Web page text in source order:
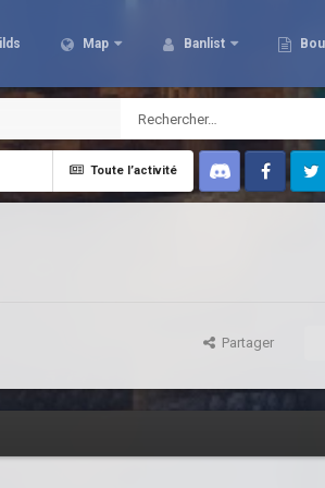
Map Banlist
Toute l’activité
DiscordFacebook
Partager